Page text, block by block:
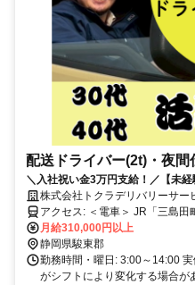
配送ドライバー(2t)・夜間
＼入社祝い金3万円支給！／【未
援制度ありでドライバーデビューも
株式会社トクラデリバリーサー
アクセス: ＜電車＞ JR「三島田町」駅よりバスで20分 ＜車＞ 南二日
町JCより車で10分
月給310,000円以上
静岡県駿東郡
勤務時間・曜日: 3:00～14:00
がシフトにより変化する場合が